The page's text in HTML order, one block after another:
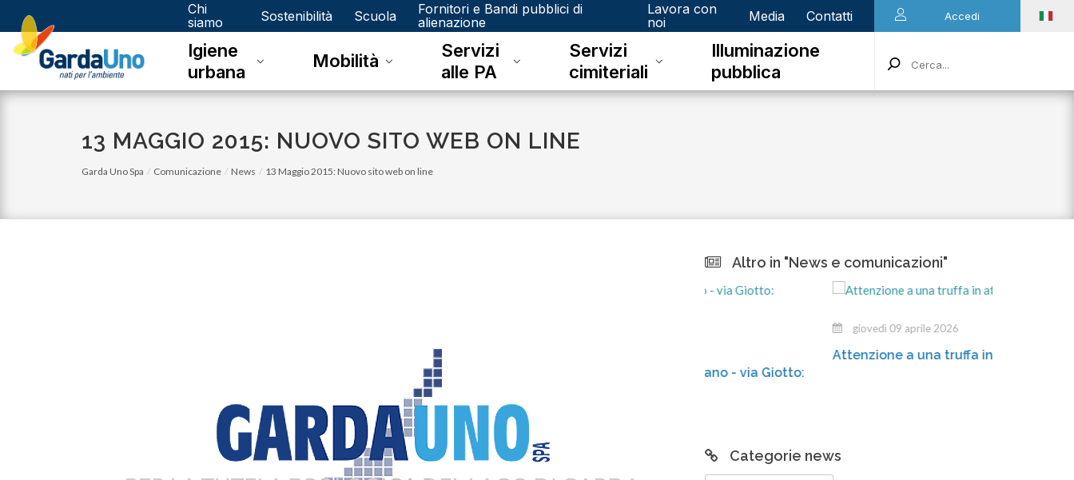
Gardauno
Spa
Chi
siamo
Sostenibilità Scuola
Fornitori e Bandi pubblici di
alienazione
Lavora con
noi
Media Contatti Accedi
Igiene
urbana
Mobilità
Servizi
alle PA
Servizi
cimiteriali
Illuminazione
pubblica
13 MAGGIO 2015: NUOVO SITO WEB ON LINE
Garda Uno Spa Comunicazione News 13 Maggio 2015: Nuovo sito web on line
Altro in "News e comunicazioni"
Centro di Raccolta di Desenzano - via Giotto:
giovedì 09 aprile 2026
Attenzione a una truffa in atto!
Categorie news